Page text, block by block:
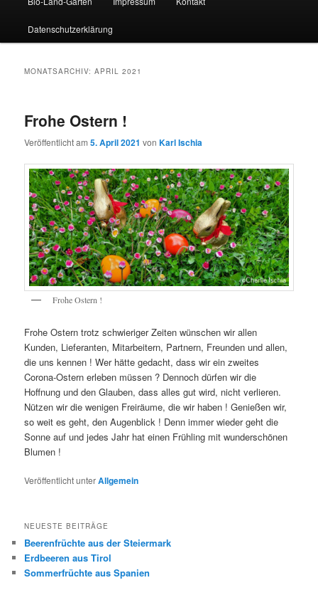
Datenschutzerklärung
MONATSARCHIV:APRIL 2021
Frohe Ostern !
Veröffentlicht am5. April 2021 vonKarl Ischia
Frohe Ostern !
Frohe Ostern trotz schwieriger Zeiten wünschen wir allen
Kunden, Lieferanten, Mitarbeitern, Partnern, Freunden und allen,
die uns kennen ! Wer hätte gedacht, dass wir ein zweites
Corona-Ostern erleben müssen ? Dennoch dürfen wir die
Hoffnung und den Glauben, dass alles gut wird, nicht verlieren.
Nützen wir die wenigen Freiräume, die wir haben ! Genießen wir,
so weit es geht, den Augenblick ! Denn immer wieder geht die
Sonne auf und jedes Jahr hat einen Frühling mit wunderschönen
Blumen !
Veröffentlicht unterAllgemein
NEUESTE BEITRÄGE
Beerenfrüchte aus der Steiermark
Erdbeeren aus Tirol
Sommerfrüchte aus Spanien